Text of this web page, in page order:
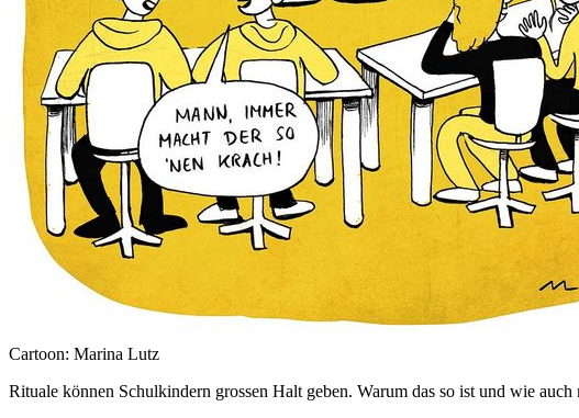
Cartoon: Marina Lutz
Rituale können Schulkindern grossen Halt geben. Warum das so ist und wie